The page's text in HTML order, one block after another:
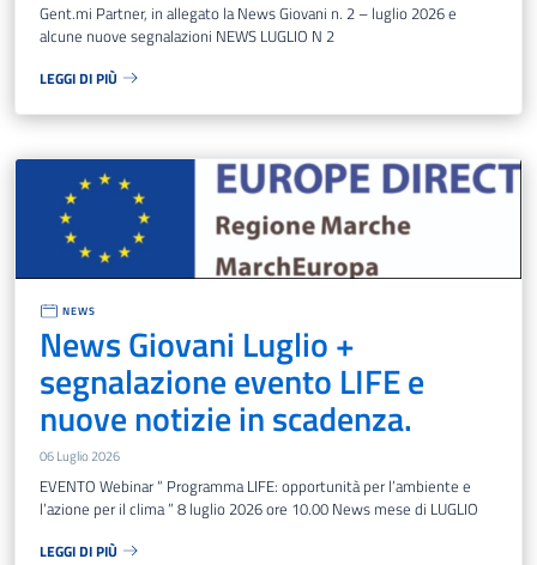
Gent.mi Partner, in allegato la News Giovani n. 2 – luglio 2026 e
alcune nuove segnalazioni NEWS LUGLIO N 2
LEGGI DI PIÙ
NEWS
News Giovani Luglio +
segnalazione evento LIFE e
nuove notizie in scadenza.
06 Luglio 2026
EVENTO Webinar “ Programma LIFE: opportunità per l’ambiente e
l’azione per il clima ” 8 luglio 2026 ore 10.00 News mese di LUGLIO
LEGGI DI PIÙ